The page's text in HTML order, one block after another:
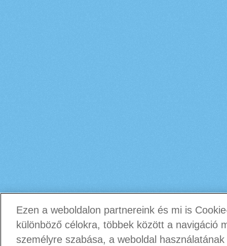
Ezen a weboldalon partnereink és mi is
különböző célokra, többek között a navigáció
személyre szabása, a weboldal